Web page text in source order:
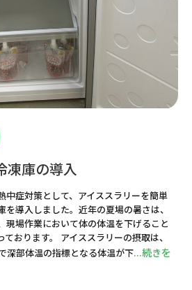
凍庫の導入
症対策として、アイススラリーを簡単
導入しました。近年の夏場の暑さは、
現場作業において体の体温を下げること
おります。 アイススラリーの摂取は、
深部体温の指標となる体温が下...続きを